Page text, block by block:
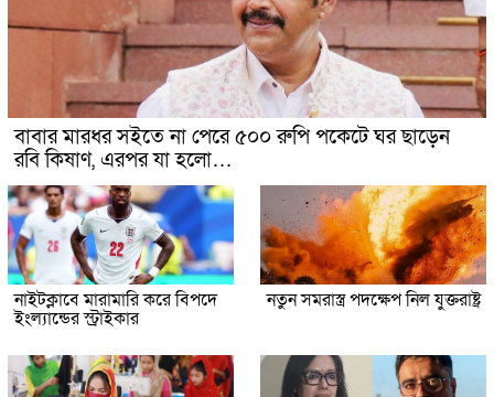
বাবার মারধর সইতে না পেরে ৫০০ রুপি পকেটে ঘর ছাড়েন
রবি কিষাণ, এরপর যা হলো…
নাইটক্লাবে মারামারি করে বিপদে
ইংল্যান্ডের স্ট্রাইকার
নতুন সমরাস্ত্র পদক্ষেপ নিল যুক্তরাষ্ট্র